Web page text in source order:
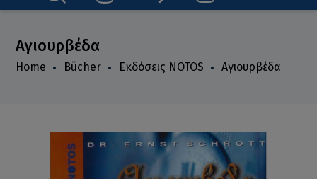
Αγιουρβέδα
Home Bücher Εκδόσεις NOTOS Αγιουρβέδα